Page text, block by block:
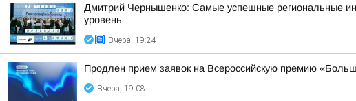
Дмитрий Чернышенко: Самые успешные региональные
уровень
Вчера, 19:24
Продлен прием заявок на Всероссийскую премию
Вчера, 19:08